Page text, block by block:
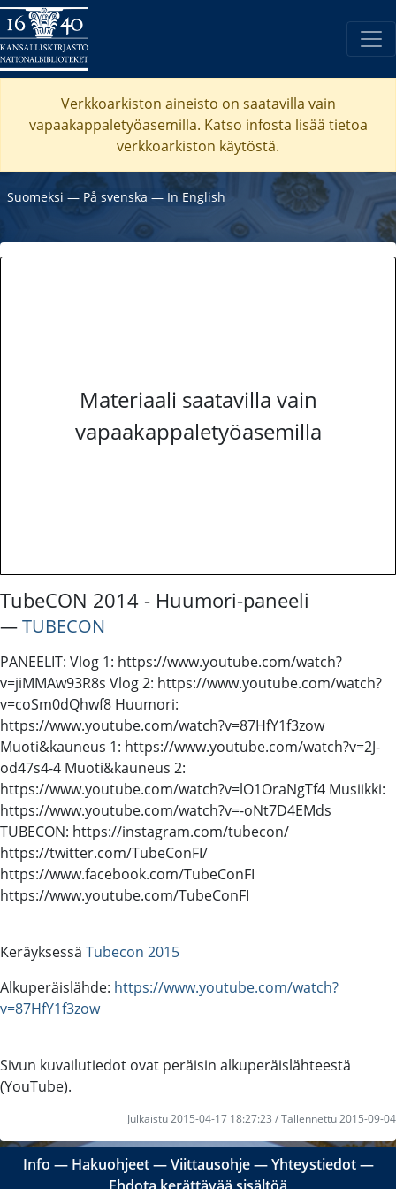
Verkkoarkiston aineisto on saatavilla vain
vapaakappaletyöasemilla. Katso infosta lisää tietoa
verkkoarkiston käytöstä.
Suomeksi ― På svenska ― In English
Materiaali saatavilla vain
vapaakappaletyöasemilla
TubeCON 2014 - Huumori-paneeli
―TUBECON
PANEELIT: Vlog 1: https://www.youtube.com/watch?
v=jiMMAw93R8s Vlog 2: https://www.youtube.com/watch?
v=coSm0dQhwf8 Huumori:
https://www.youtube.com/watch?v=87HfY1f3zow
Muoti&kauneus 1: https://www.youtube.com/watch?v=2J-
od47s4-4 Muoti&kauneus 2:
https://www.youtube.com/watch?v=lO1OraNgTf4 Musiikki:
https://www.youtube.com/watch?v=-oNt7D4EMds
TUBECON: https://instagram.com/tubecon/
https://twitter.com/TubeConFI/
https://www.facebook.com/TubeConFI
https://www.youtube.com/TubeConFI
Keräyksessä Tubecon 2015
Alkuperäislähde: https://www.youtube.com/watch?
v=87HfY1f3zow
Sivun kuvailutiedot ovat peräisin alkuperäislähteestä
(YouTube).
Julkaistu 2015-04-17 18:27:23 / Tallennettu 2015-09-04
Info ― Hakuohjeet―Viittausohje―Yhteystiedot―